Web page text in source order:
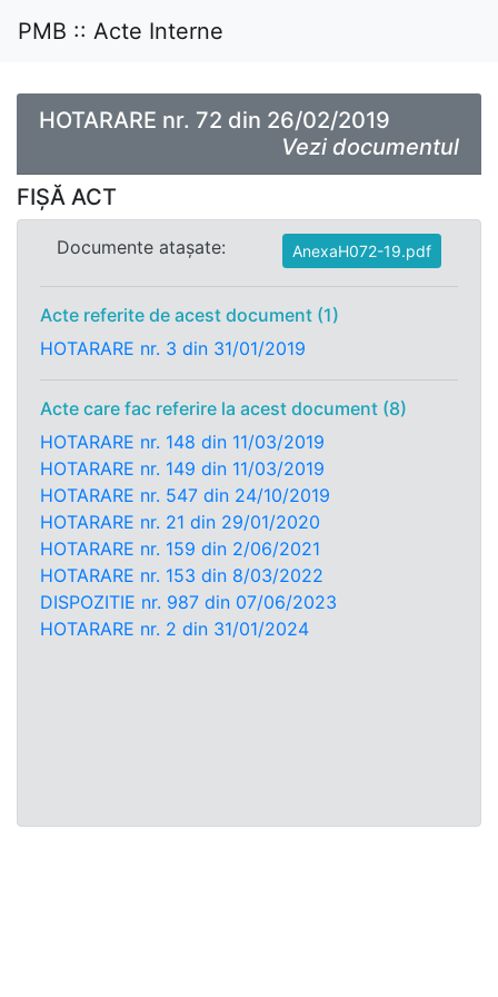
PMB :: Acte Interne
HOTARARE nr. 72 din 26/02/2019
Vezi documentul
FIȘĂ ACT
Documente atașate: AnexaH072-19.pdf
Acte referite de acest document (1)
HOTARARE nr. 3 din 31/01/2019
Acte care fac referire la acest document (8)
HOTARARE nr. 148 din 11/03/2019
HOTARARE nr. 149 din 11/03/2019
HOTARARE nr. 547 din 24/10/2019
HOTARARE nr. 21 din 29/01/2020
HOTARARE nr. 159 din 2/06/2021
HOTARARE nr. 153 din 8/03/2022
DISPOZITIE nr. 987 din 07/06/2023
HOTARARE nr. 2 din 31/01/2024